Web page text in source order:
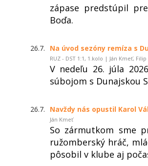
zápase predstúpil
Boďa.
26.7. Na úvod sezóny remíza s
RUZ - DST 1:1, 1.kolo | Ján Kmeť, Filip
V nedeľu 26. júla
súbojom s Dunajskou
26.7. Navždy nás opustil Karol
Ján Kmeť
So zármutkom sme
ružomberský hráč,
pôsobil v klube aj